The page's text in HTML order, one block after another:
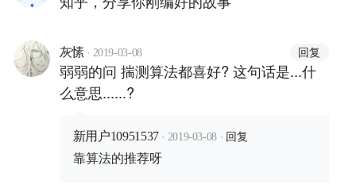
灰愫 · 2019-03-08 回复
弱弱的问 揣测算法都喜好? 这句话是...什
么意思......?
新用户10951537 · 2019-03-08 · 回复
靠算法的推荐呀